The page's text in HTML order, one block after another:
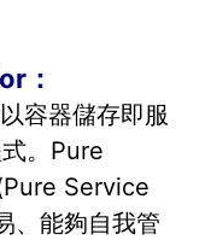
：
容器儲存即服
。Pure
Service
、能夠自我管